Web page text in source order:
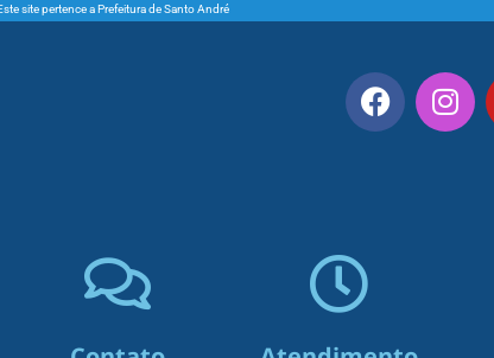
site pertence a Prefeitura de Santo André